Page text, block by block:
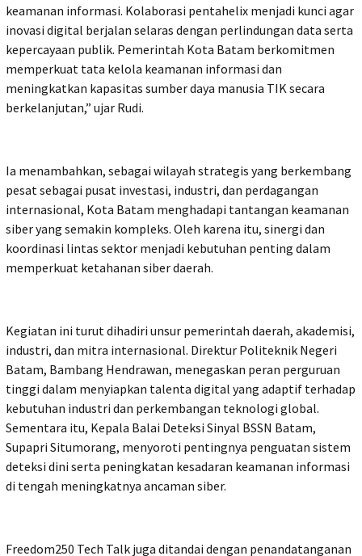
keamanan informasi. Kolaborasi pentahelix menjadi kunci agar
inovasi digital berjalan selaras dengan perlindungan data serta
kepercayaan publik. Pemerintah Kota Batam berkomitmen
memperkuat tata kelola keamanan informasi dan
meningkatkan kapasitas sumber daya manusia TIK secara
berkelanjutan,” ujar Rudi.
Ia menambahkan, sebagai wilayah strategis yang berkembang
pesat sebagai pusat investasi, industri, dan perdagangan
internasional, Kota Batam menghadapi tantangan keamanan
siber yang semakin kompleks. Oleh karena itu, sinergi dan
koordinasi lintas sektor menjadi kebutuhan penting dalam
memperkuat ketahanan siber daerah.
Kegiatan ini turut dihadiri unsur pemerintah daerah, akademisi,
industri, dan mitra internasional. Direktur Politeknik Negeri
Batam, Bambang Hendrawan, menegaskan peran perguruan
tinggi dalam menyiapkan talenta digital yang adaptif terhadap
kebutuhan industri dan perkembangan teknologi global.
Sementara itu, Kepala Balai Deteksi Sinyal BSSN Batam,
Supapri Situmorang, menyoroti pentingnya penguatan sistem
deteksi dini serta peningkatan kesadaran keamanan informasi
di tengah meningkatnya ancaman siber.
Freedom250 Tech Talk juga ditandai dengan penandatanganan